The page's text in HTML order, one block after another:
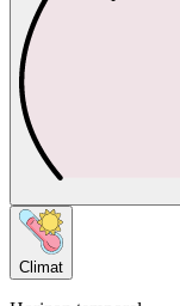
Climat